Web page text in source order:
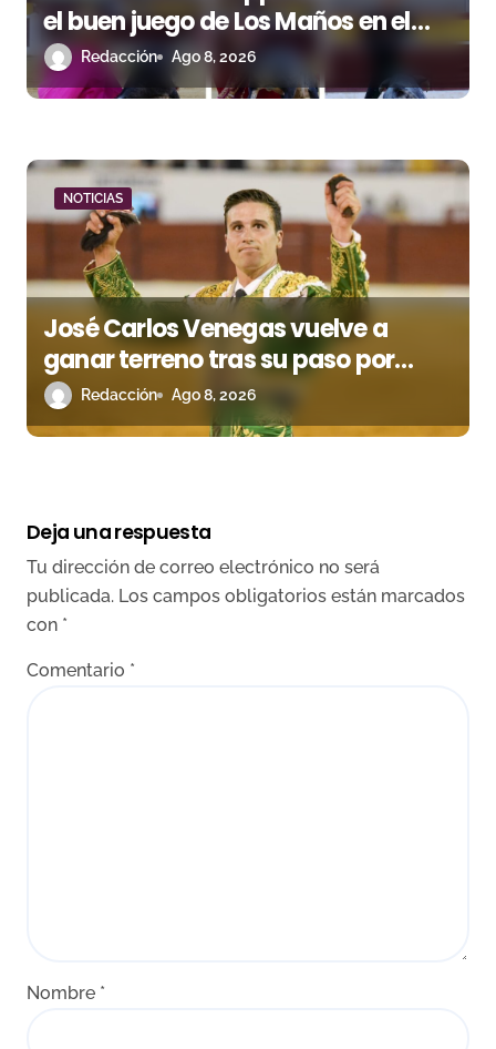
el buen juego de Los Maños en el
arranque de Huesca
Redacción Ago 8, 2026
NOTICIAS
José Carlos Venegas vuelve a
ganar terreno tras su paso por
Madrid
Redacción Ago 8, 2026
Deja una respuesta
Tu dirección de correo electrónico no será
publicada. Los campos obligatorios están marcados
con *
Comentario *
Nombre *